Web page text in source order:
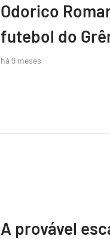
Odorico
futebol do
há 9 meses
A provável